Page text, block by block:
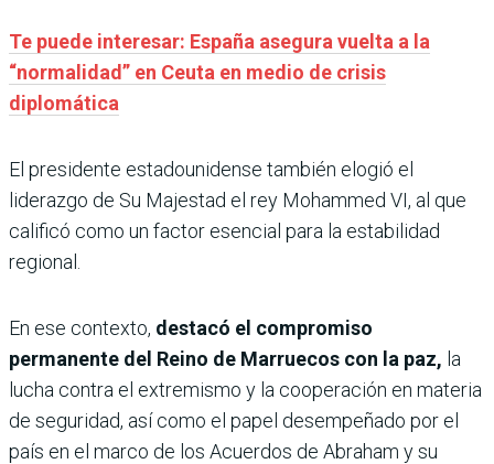
Te puede interesar: España asegura vuelta a la
“normalidad” en Ceuta en medio de crisis
diplomática
El presidente estadounidense también elogió el
liderazgo de Su Majestad el rey Mohammed VI, al que
calificó como un factor esencial para la estabilidad
regional.
En ese contexto, destacó el compromiso
permanente del Reino de Marruecos con la paz, la
lucha contra el extremismo y la cooperación en materia
de seguridad, así como el papel desempeñado por el
país en el marco de los Acuerdos de Abraham y su